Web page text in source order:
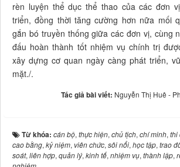
rèn luyện thể dục thể thao của các đơn
triển, đồng thời tăng cường hơn nữa mối
gắn bó truyền thống giữa các đơn vị, cùng
đấu hoàn thành tốt nhiệm vụ chính trị
xây dựng cơ quan ngày càng phát triển,
mặt./.
Tác giả bài viết: Nguyễn Thị Huê -
Từ khóa: cán bộ, thực hiện, chủ tịch, chí minh, thi
cao bằng, kỷ niệm, viên chức, sôi nổi, học tập, trao
soát, liên hợp, quản lý, kinh tế, nhiệm vụ, thành lập,